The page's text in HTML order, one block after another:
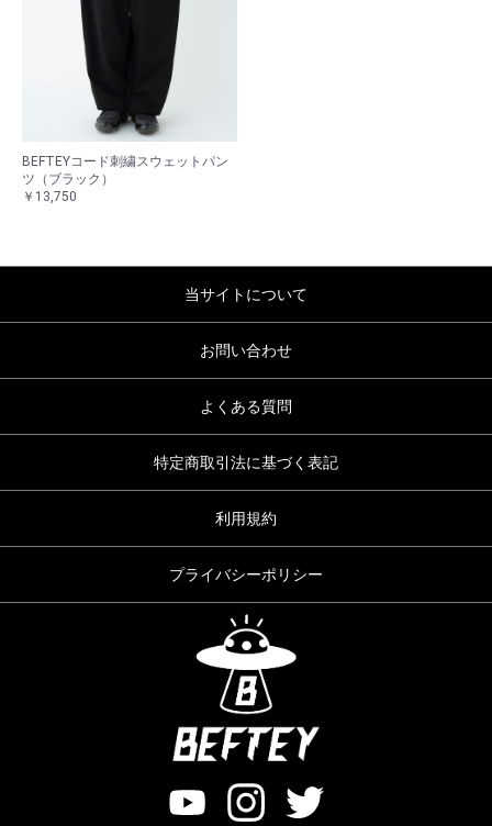
BEFTEYコード刺繍スウェットパン
ツ（ブラック）
￥13,750
当サイトについて
お問い合わせ
よくある質問
特定商取引法に基づく表記
利用規約
プライバシーポリシー